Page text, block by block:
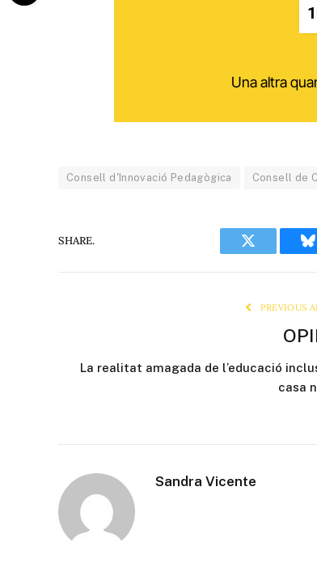
Una altra
Consell d'Innovació Pedagògica Consell de
SHARE.
Twitter
PREVIOUS
La realitat amagada de l’educació
casa
Sandra Vicente